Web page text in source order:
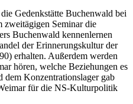
Gedenkstätte Buchenwald bei
Seminar die
Buchenwald kennenlernen
der Erinnerungskultur der
erhalten. Außerdem werden
hören, welche Beziehungen es
dem Konzentrationslager gab
für die NS-Kulturpolitik